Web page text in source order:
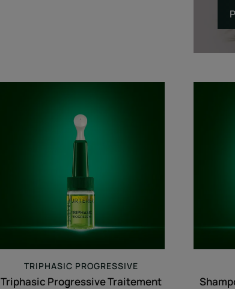
Traitement
Antichute
Longévité
&
Densité
TRIPHASIC PROGRESSIVE
Triphasic Progressive Traitement